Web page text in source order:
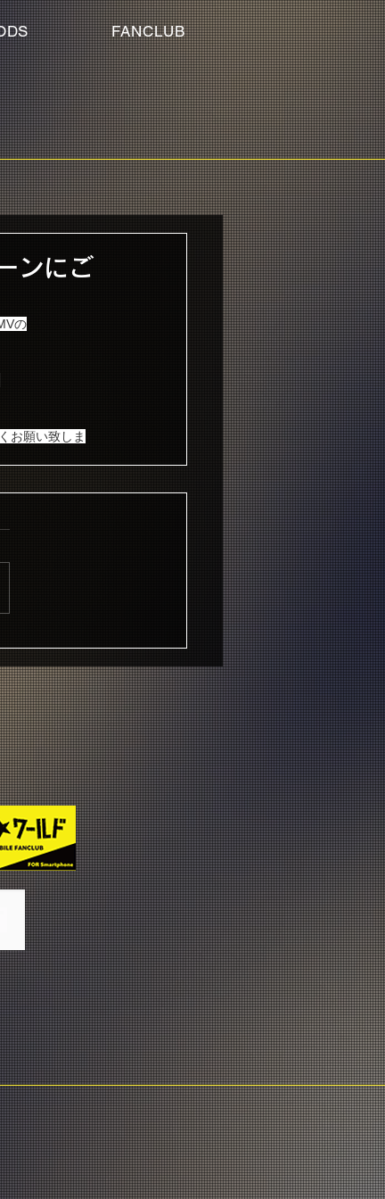
FANCLUB
ンにご
の
お願い致しま